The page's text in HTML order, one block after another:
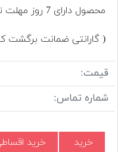
محصول دارای 7 روز مهلت تست فنی و یک سال گارانتی
( گارانتی ضمانت برگشت
قیمت:
شماره تماس:
خرید خرید